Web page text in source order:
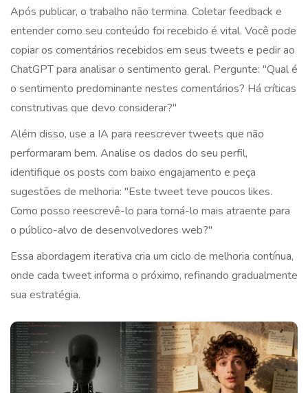
Após publicar, o trabalho não termina. Coletar feedback e
entender como seu conteúdo foi recebido é vital. Você pode
copiar os comentários recebidos em seus tweets e pedir ao
ChatGPT para analisar o sentimento geral. Pergunte: "Qual é
o sentimento predominante nestes comentários? Há críticas
construtivas que devo considerar?"
Além disso, use a IA para reescrever tweets que não
performaram bem. Analise os dados do seu perfil,
identifique os posts com baixo engajamento e peça
sugestões de melhoria: "Este tweet teve poucos likes.
Como posso reescrevê-lo para torná-lo mais atraente para
o público-alvo de desenvolvedores web?"
Essa abordagem iterativa cria um ciclo de melhoria contínua,
onde cada tweet informa o próximo, refinando gradualmente
sua estratégia.